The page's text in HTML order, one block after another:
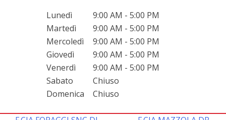
Lunedì
9:00 AM - 5:00 PM
Martedì
9:00 AM - 5:00 PM
Mercoledì
9:00 AM - 5:00 PM
Giovedì
9:00 AM - 5:00 PM
Venerdì
9:00 AM - 5:00 PM
Sabato
Chiuso
Domenica
Chiuso